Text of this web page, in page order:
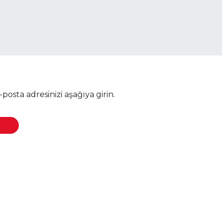
adresinizi aşağıya girin.